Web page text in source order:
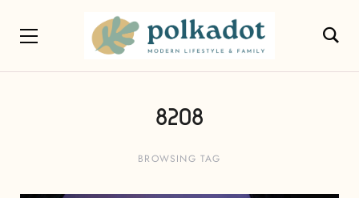
8208
BROWSING TAG